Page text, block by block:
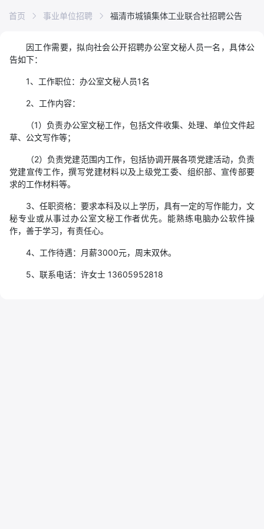
首页 事业单位招聘 福清市城镇集体工业联合社招聘公告
因工作需要，拟向社会公开招聘办公室文秘人员一名，具体公
告如下：
1、工作职位：办公室文秘人员1名
2、工作内容：
（1）负责办公室文秘工作，包括文件收集、处理、单位文件起
草、公文写作等；
（2）负责党建范围内工作，包括协调开展各项党建活动，负责
党建宣传工作，撰写党建材料以及上级党工委、组织部、宣传部要
求的工作材料等。
3、任职资格：要求本科及以上学历，具有一定的写作能力，文
秘专业或从事过办公室文秘工作者优先。能熟练电脑办公软件操
作，善于学习，有责任心。
4、工作待遇：月薪3000元，周末双休。
5、联系电话：许女士 13605952818